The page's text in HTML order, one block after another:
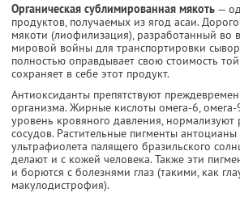
Органическая сублимированная мякоть —
продуктов, получаемых из ягод асаи.
мякоти (лиофилизация), разработанный во
мировой войны для транспортировки
полностью оправдывает свою стоимость
сохраняет в себе этот продукт.
Антиоксиданты препятствуют
организма. Жирные кислоты омега-6,
уровень кровяного давления, нормализуют
сосудов. Растительные пигменты
ультрафиолета палящего бразильского
делают и с кожей человека. Также эти
и борются с болезнями глаз (такими, как
макулодистрофия).